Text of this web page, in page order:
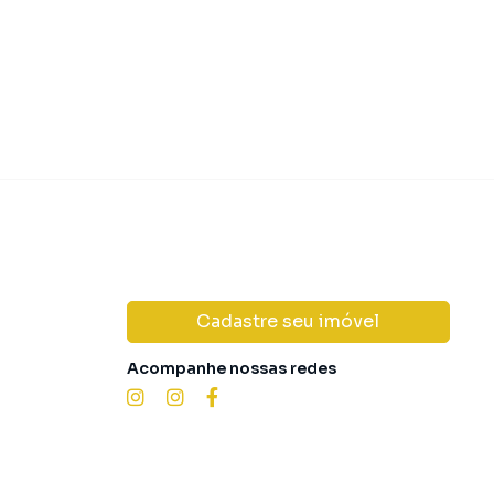
Cadastre seu imóvel
Acompanhe nossas redes